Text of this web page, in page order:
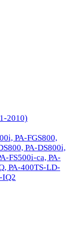
2010)
PA-FGS800,
PA-DS800i,
FS500i-ca, PA-
PA-400TS-LD-
IQ2